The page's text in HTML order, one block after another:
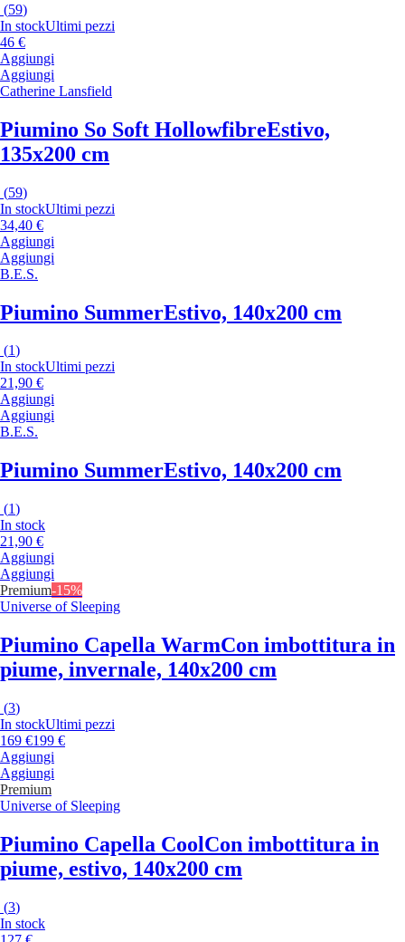
(59)
In stockUltimi pezzi
46 €
Aggiungi
Aggiungi
Catherine Lansfield
Piumino So Soft HollowfibreEstivo,
135x200 cm
(59)
In stockUltimi pezzi
34,40 €
Aggiungi
Aggiungi
B.E.S.
Piumino SummerEstivo, 140x200 cm
(1)
In stockUltimi pezzi
21,90 €
Aggiungi
Aggiungi
B.E.S.
Piumino SummerEstivo, 140x200 cm
(1)
In stock
21,90 €
Aggiungi
Aggiungi
Premium-15%
Universe of Sleeping
Piumino Capella WarmCon imbottitura in
piume, invernale, 140x200 cm
(3)
In stockUltimi pezzi
169 €199 €
Aggiungi
Aggiungi
Premium
Universe of Sleeping
Piumino Capella CoolCon imbottitura in
piume, estivo, 140x200 cm
(3)
In stock